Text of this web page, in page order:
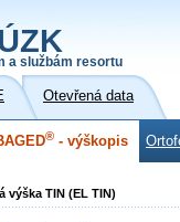
a službám resortu
Otevřená data
® - výškopis
výška TIN (EL TIN)